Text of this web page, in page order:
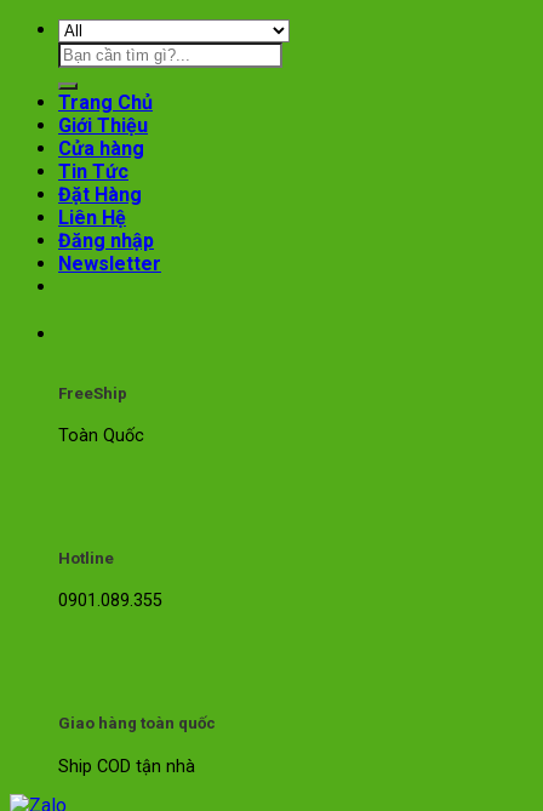
Trang Chủ
Giới Thiệu
Cửa hàng
Tin Tức
Đặt Hàng
Liên Hệ
Đăng nhập
Newsletter
FreeShip
Toàn Quốc
Hotline
0901.089.355
Giao hàng toàn quốc
Ship COD tận nhà